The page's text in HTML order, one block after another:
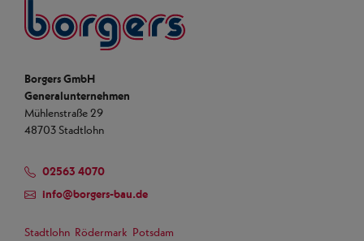
Borgers GmbH
Generalunternehmen
Mühlenstraße 29
48703 Stadtlohn
02563 4070
info@borgers-bau.de
Stadtlohn Rödermark Potsdam